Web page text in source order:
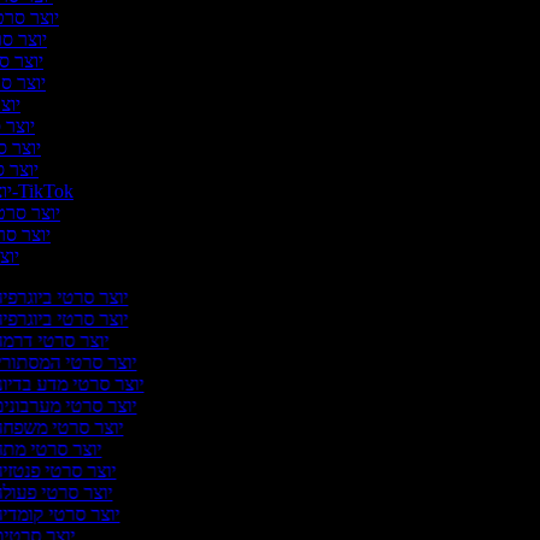
יוצר
יוצר
יוצר
יוצר
יוצר
יוצר
יוצר
יוצר סרטונים ל-TikTok
יוצר
יוצר
יוצר סרטי
יוצר סרטי
יוצר סרטי
יוצר סרטי
יוצר סרטי מדע
יוצר סרטי
יוצר סרטי
יוצר סרטי
יוצר סרטי
יוצר סרטי
יוצר סרטי
יוצר